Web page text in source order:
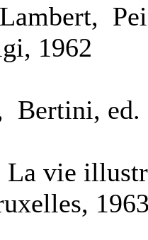
1962
Bertini, ed.
La vie